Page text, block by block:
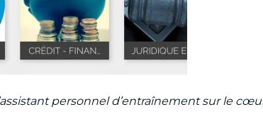
personnel d’entraînement sur le